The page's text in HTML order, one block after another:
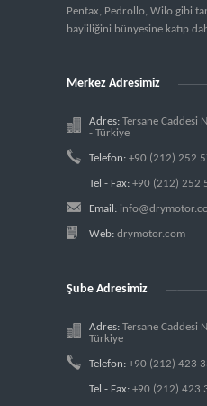
Pentax, Pedrollo, Wilo gibi
bayiiliğini bünyesine katıp
Merkez Adresimiz
Adres: Tersane Caddesi
- Türkiye
Telefon: +90 (212) 252
Tel - Fax: +90 (212) 252
Email:
Web: drymotor.com
Şube Adresimiz
Adres: Tersane Caddesi
Türkiye
Telefon: +90 (212) 423
Tel - Fax: +90 (212) 423